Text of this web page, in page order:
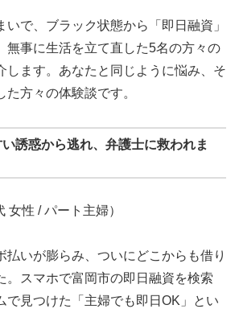
いで、ブラック状態から「即日融資」
無事に生活を立て直した5名の方々の
します。あなたと同じように悩み、そ
た方々の体験談です。
誘惑から逃れ、弁護士に救われま
女性 / パート主婦）
払いが膨らみ、ついにどこからも借り
。スマホで富岡市の即日融資を検索
で見つけた「主婦でも即日OK」とい